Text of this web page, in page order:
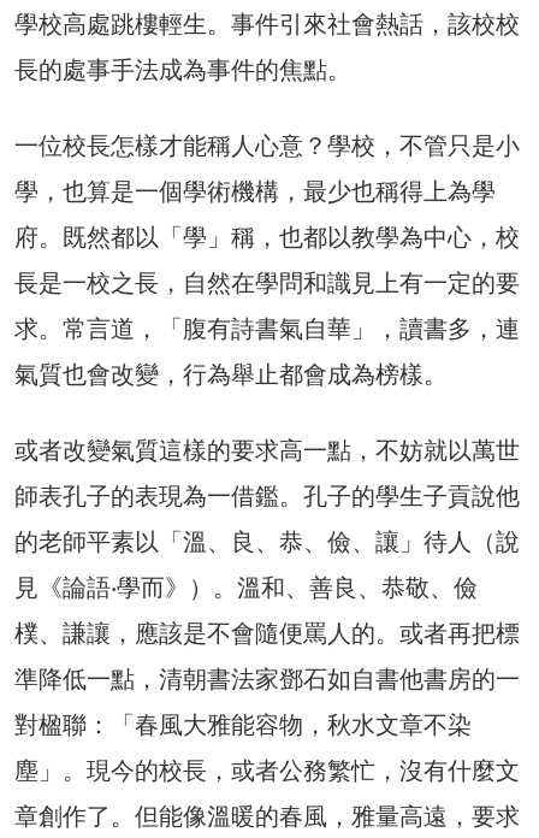
學校高處跳樓輕生。事件引來社會熱話，該校校
長的處事手法成為事件的焦點。
一位校長怎樣才能稱人心意？學校，不管只是小
學，也算是一個學術機構，最少也稱得上為學
府。既然都以「學」稱，也都以教學為中心，校
長是一校之長，自然在學問和識見上有一定的要
求。常言道，「腹有詩書氣自華」，讀書多，連
氣質也會改變，行為舉止都會成為榜樣。
或者改變氣質這樣的要求高一點，不妨就以萬世
師表孔子的表現為一借鑑。孔子的學生子貢說他
的老師平素以「溫、良、恭、儉、讓」待人（說
見《論語‧學而》）。溫和、善良、恭敬、儉
樸、謙讓，應該是不會隨便罵人的。或者再把標
準降低一點，清朝書法家鄧石如自書他書房的一
對楹聯：「春風大雅能容物，秋水文章不染
塵」。現今的校長，或者公務繁忙，沒有什麼文
章創作了。但能像溫暖的春風，雅量高遠，要求